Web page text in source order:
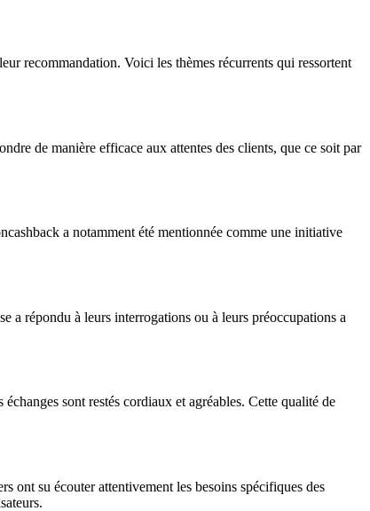
recommandation. Voici les thèmes récurrents qui ressortent
de manière efficace aux attentes des clients, que ce soit par
a notamment été mentionnée comme une initiative
a répondu à leurs interrogations ou à leurs préoccupations a
sont restés cordiaux et agréables. Cette qualité de
ont su écouter attentivement les besoins spécifiques des